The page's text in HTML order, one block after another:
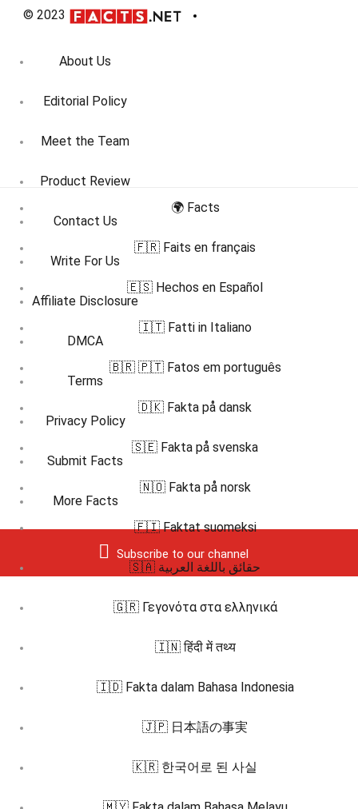
© 2023
About Us
Editorial Policy
Meet the Team
Product Review
Contact Us
Write For Us
Affiliate Disclosure
DMCA
Terms
Privacy Policy
Submit Facts
More Facts
Subscribe to our channel
🌍 Facts
🇫🇷 Faits en français
🇪🇸 Hechos en Español
🇮🇹 Fatti in Italiano
🇧🇷 🇵🇹 Fatos em português
🇩🇰 Fakta på dansk
🇸🇪 Fakta på svenska
🇳🇴 Fakta på norsk
🇫🇮 Faktat suomeksi
🇸🇦 حقائق باللغة العربية
🇬🇷 Γεγονότα στα ελληνικά
🇮🇳 हिंदी में तथ्य
🇮🇩 Fakta dalam Bahasa Indonesia
🇯🇵 日本語の事実
🇰🇷 한국어로 된 사실